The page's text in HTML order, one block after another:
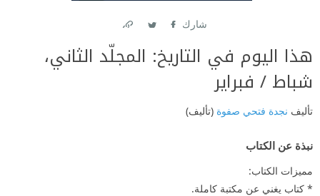
شارك
هذا اليوم في التاريخ: المجلّد الثاني،
شباط / فبراير
تأليف نجدة فتحي صفوة (تأليف)
نبذة عن الكتاب
مميزات الكتاب:
* كتاب يغني عن مكتبة كاملة.